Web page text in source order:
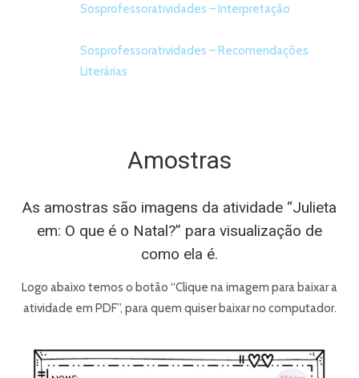
Sosprofessoratividades – Interpretação
Sosprofessoratividades – Recomendações
Literárias
Amostras
As amostras são imagens da atividade “Julieta
em: O que é o Natal?” para visualização de
como ela é.
Logo abaixo temos o botão “Clique na imagem para baixar a
atividade em PDF”, para quem quiser baixar no computador.